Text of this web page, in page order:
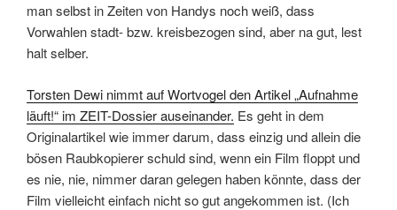
man selbst in Zeiten von Handys noch weiß, dass
Vorwahlen stadt- bzw. kreisbezogen sind, aber na gut, lest
halt selber.
Torsten Dewi nimmt auf Wortvogel den Artikel „Aufnahme
läuft!“ im ZEIT-Dossier auseinander. Es geht in dem
Originalartikel wie immer darum, dass einzig und allein die
bösen Raubkopierer schuld sind, wenn ein Film floppt und
es nie, nie, nimmer daran gelegen haben könnte, dass der
Film vielleicht einfach nicht so gut angekommen ist. (Ich